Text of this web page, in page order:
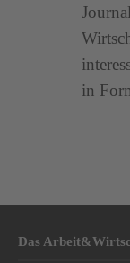
in
Das